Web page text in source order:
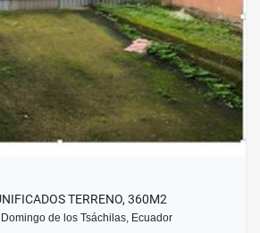
TERRENO, 360M2
de los Tsáchilas, Ecuador